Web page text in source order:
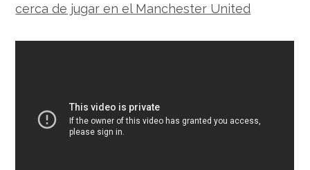
cerca de jugar en el Manchester United